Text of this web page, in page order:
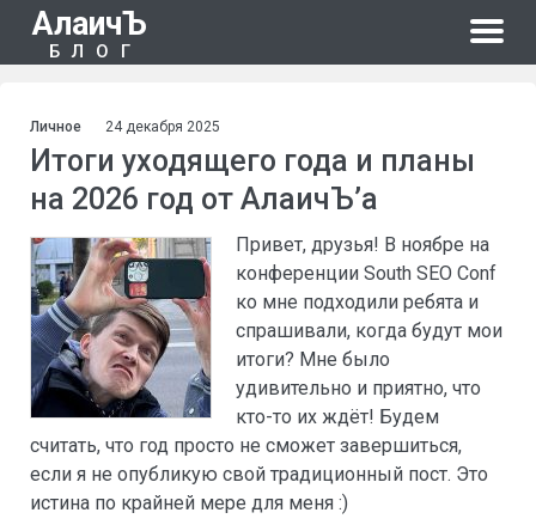
АлаичЪ
БЛОГ
Личное 24 декабря 2025
Итоги уходящего года и планы
на 2026 год от АлаичЪ’а
Привет, друзья! В ноябре на
конференции South SEO Conf
ко мне подходили ребята и
спрашивали, когда будут мои
итоги? Мне было
удивительно и приятно, что
кто-то их ждёт! Будем
считать, что год просто не сможет завершиться,
если я не опубликую свой традиционный пост. Это
истина по крайней мере для меня :)